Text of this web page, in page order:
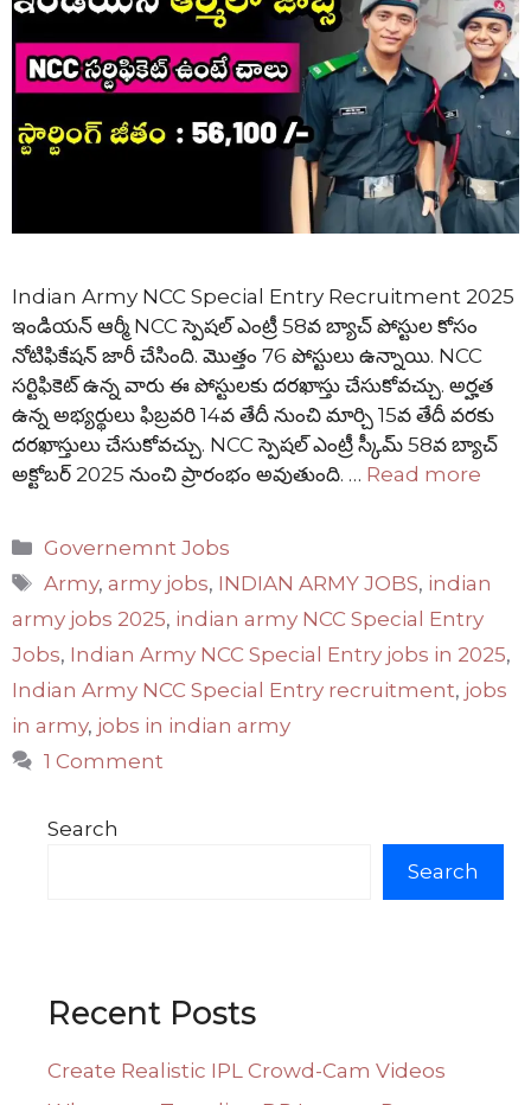
Indian Army NCC Special Entry Recruitment 2025
ఇండియన్ ఆర్మీ NCC స్పెషల్ ఎంట్రీ 58వ బ్యాచ్ పోస్టుల కోసం
నోటిఫికేషన్ జారీ చేసింది. మొత్తం 76 పోస్టులు ఉన్నాయి. NCC
సర్టిఫికెట్ ఉన్న వారు ఈ పోస్టులకు దరఖాస్తు చేసుకోవచ్చు. అర్హత
ఉన్న అభ్యర్థులు ఫిబ్రవరి 14వ తేదీ నుంచి మార్చి 15వ తేదీ వరకు
దరఖాస్తులు చేసుకోవచ్చు. NCC స్పెషల్ ఎంట్రీ స్కీమ్ 58వ బ్యాచ్
అక్టోబర్ 2025 నుంచి ప్రారంభం అవుతుంది. … Read more
Categories
Governemnt Jobs
Tags
Army,army jobs, INDIAN ARMY JOBS, indian
army jobs 2025, indian army NCC Special Entry
Jobs, Indian Army NCC Special Entry jobs in 2025,
Indian Army NCC Special Entry recruitment, jobs
in army, jobs in indian army
1 Comment
Search
Search
Recent Posts
Create Realistic IPL Crowd-Cam Videos